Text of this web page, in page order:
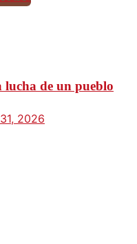
lucha de un pueblo
2026